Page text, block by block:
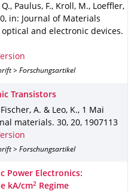
Q., Paulus, F., Kroll, M., Loeffler,
, in: Journal of Materials
and electronic devices.
> Forschungsartikel
Transistors
A. & Leo, K., 1 Mai
materials. 30, 20, 1907113
> Forschungsartikel
Power Electronics:
kA/cm2
Regime